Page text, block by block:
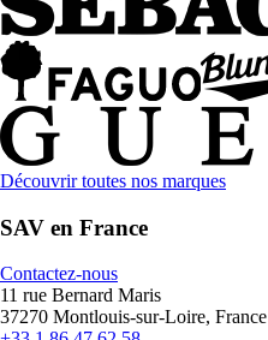
Découvrir toutes nos marques
SAV en France
Contactez-nous
11 rue Bernard Maris
37270 Montlouis-sur-Loire, France